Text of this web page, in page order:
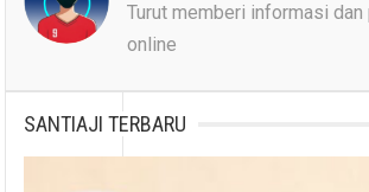
Turut memberi informasi dan
online
SANTIAJI TERBARU